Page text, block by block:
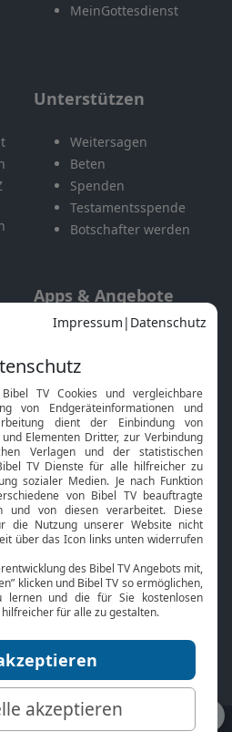
MeinGottesdienst
Unterstützen
Weitersagen
Beten
Spenden
Testamentsspende
Botschafter werden
Apps & Angebote
Mobile App
Smart TV
HbbTV
Bibelthek Online-Bibel
Nächster Gottesdienst
Service
Kontakt
TV-Empfang